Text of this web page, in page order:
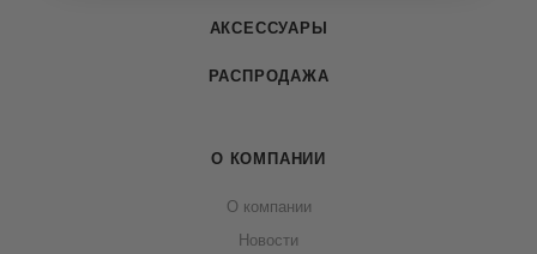
АКСЕССУАРЫ
РАСПРОДАЖА
О КОМПАНИИ
О компании
Новости